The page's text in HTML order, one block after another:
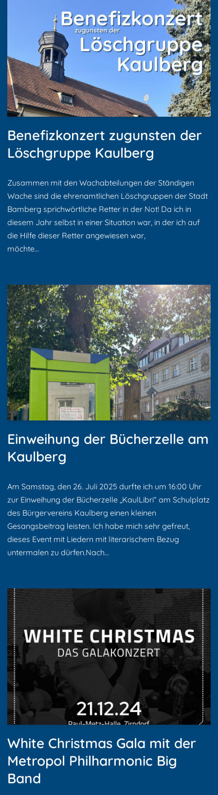
Benefizkonzert zugunsten der
Löschgruppe Kaulberg
Zusammen mit den Wachabteilungen der Ständigen
Wache sind die ehrenamtlichen Löschgruppen der Stadt
Bamberg sprichwörtliche Retter in der Not! Da ich in
diesem Jahr selbst in einer Situation war, in der ich auf
die Hilfe dieser Retter angewiesen war,
möchte…
Einweihung der Bücherzelle am
Kaulberg
Am Samstag, den 26. Juli 2025 durfte ich um 16:00 Uhr
zur Einweihung der Bücherzelle „KaulLibri“ am Schulplatz
des Bürgervereins Kaulberg einen kleinen
Gesangsbeitrag leisten. Ich habe mich sehr gefreut,
dieses Event mit Liedern mit literarischem Bezug
untermalen zu dürfen.Nach…
White Christmas Gala mit der
Metropol Philharmonic Big
Band